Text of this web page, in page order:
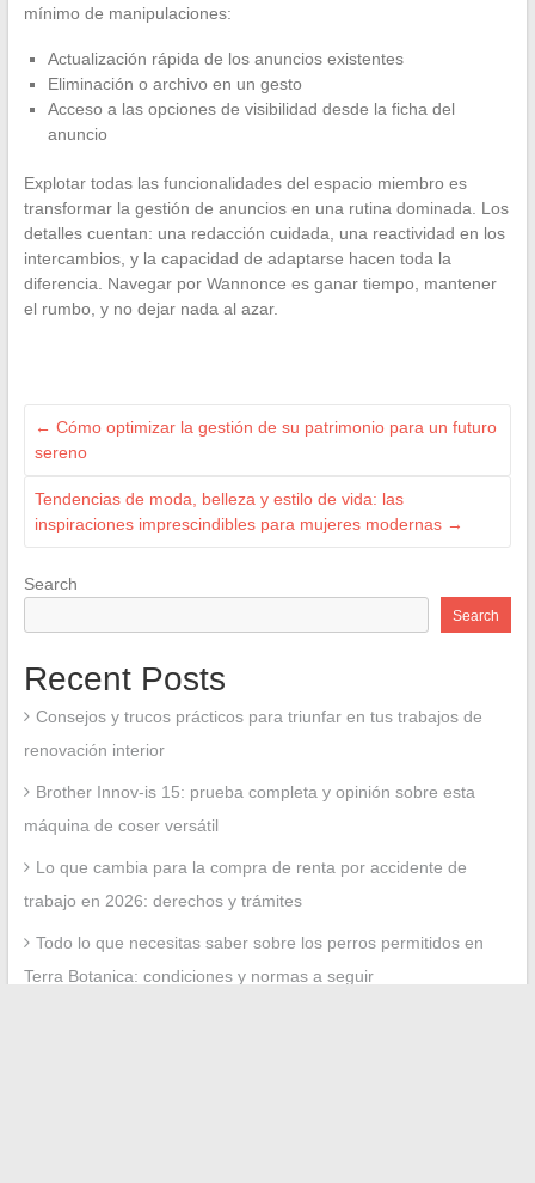
mínimo de manipulaciones:
Actualización rápida de los anuncios existentes
Eliminación o archivo en un gesto
Acceso a las opciones de visibilidad desde la ficha del
anuncio
Explotar todas las funcionalidades del espacio miembro es
transformar la gestión de anuncios en una rutina dominada. Los
detalles cuentan: una redacción cuidada, una reactividad en los
intercambios, y la capacidad de adaptarse hacen toda la
diferencia. Navegar por Wannonce es ganar tiempo, mantener
el rumbo, y no dejar nada al azar.
← Cómo optimizar la gestión de su patrimonio para un futuro
sereno
Tendencias de moda, belleza y estilo de vida: las
inspiraciones imprescindibles para mujeres modernas →
Search
Search
Recent Posts
Consejos y trucos prácticos para triunfar en tus trabajos de
renovación interior
Brother Innov-is 15: prueba completa y opinión sobre esta
máquina de coser versátil
Lo que cambia para la compra de renta por accidente de
trabajo en 2026: derechos y trámites
Todo lo que necesitas saber sobre los perros permitidos en
Terra Botanica: condiciones y normas a seguir